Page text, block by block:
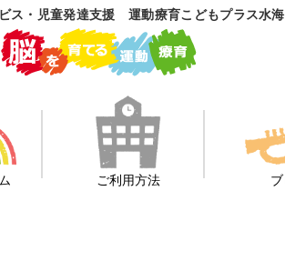
ス・児童発達支援 運動療育こどもプラス水
ご利用方法